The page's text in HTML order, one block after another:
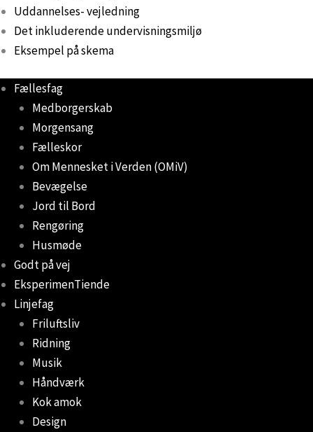
Uddannelses- vejledning
Det inkluderende undervisningsmiljø
Eksempel på skema
Fællesfag
Medborgerskab
Morgensang
Fælleskor
Om Mennesket i Verden (OMiV)
Bevægelse
Jord til Bord
Rengøring
Husmøde
Godt på vej
EksperimenTiende
Linjefag
Friluftsliv
Ridning
Musik
Håndværk
Kok amok
Design